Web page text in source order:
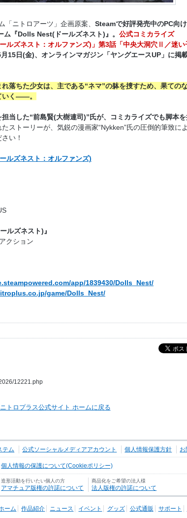
「ニトロアーツ」企画原案、 Steamで好評発売中のPC向
ム『Dolls Nest(ドールズネスト)』。 公式コミカライズ
ルズネスト：オルファンズ)」第3話「中央大洞穴Ⅱ／迷い
15日(金)、オンラインマガジン「ヤングエースUP」に掲
落ちた少女は、主である“ネマ”の躰を捜すため、果ての
いく――。
当した“前島賢(大樹連司)”氏が、コミカライズでも脚本を
ストーリーが、気鋭の漫画家“Nykken”氏の圧倒的筆致に
い！
ルズネスト：オルファンズ)
ルズネスト)』
クション
app/1839430/Dolls_Nest/
game/Dolls_Nest/
12221.php
ニトロプラス公式サイト ホームに戻る
テム 公式ソーシャルメディアアカウント 個人情報保護方針 お
個人情報の保護について(Cookieポリシー)
造形活動を行いたい個人の方
アマチュア版権の許諾について
商品化をご希望の法人様
法人版権の許諾について
ーム 作品紹介 ニュース イベント グッズ 公式通販 サポート